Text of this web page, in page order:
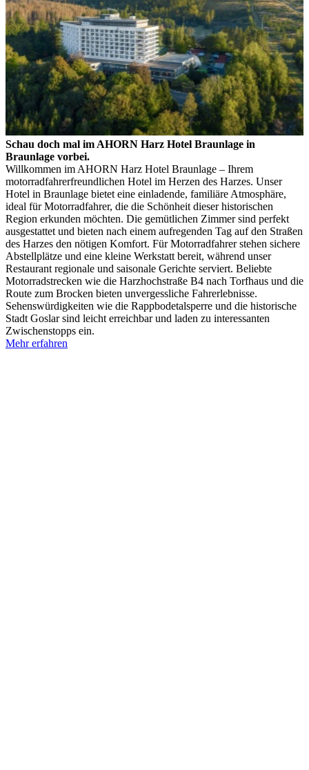
Schau doch mal im AHORN Harz Hotel Braunlage in
Braunlage vorbei.
Willkommen im AHORN Harz Hotel Braunlage – Ihrem
motorradfahrerfreundlichen Hotel im Herzen des Harzes. Unser
Hotel in Braunlage bietet eine einladende, familiäre Atmosphäre,
ideal für Motorradfahrer, die die Schönheit dieser historischen
Region erkunden möchten. Die gemütlichen Zimmer sind perfekt
ausgestattet und bieten nach einem aufregenden Tag auf den Straßen
des Harzes den nötigen Komfort. Für Motorradfahrer stehen sichere
Abstellplätze und eine kleine Werkstatt bereit, während unser
Restaurant regionale und saisonale Gerichte serviert. Beliebte
Motorradstrecken wie die Harzhochstraße B4 nach Torfhaus und die
Route zum Brocken bieten unvergessliche Fahrerlebnisse.
Sehenswürdigkeiten wie die Rappbodetalsperre und die historische
Stadt Goslar sind leicht erreichbar und laden zu interessanten
Zwischenstopps ein.
Mehr erfahren